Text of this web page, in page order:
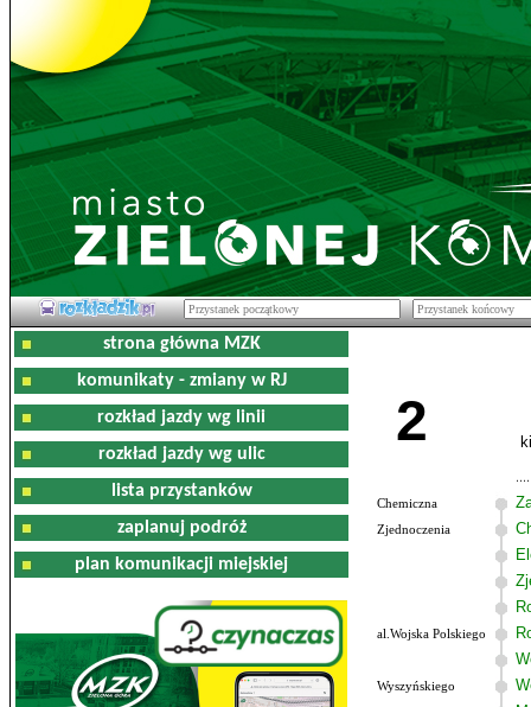
strona główna MZK
komunikaty - zmiany w RJ
rozkład jazdy wg linii
rozkład jazdy wg ulic
lista przystanków
zaplanuj podróż
plan komunikacji miejskiej
2
Chemiczna
Zjednoczenia
al.Wojska Polskiego
Wyszyńskiego